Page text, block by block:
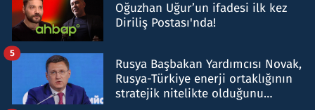
Oğuzhan Uğur’un ifadesi ilk kez
Diriliş Postası'nda!
Rusya Başbakan Yardımcısı Novak,
Rusya-Türkiye enerji ortaklığının
stratejik nitelikte olduğunu
5